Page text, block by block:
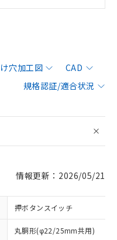
穴加工図
CAD
規格認証/適合状況
情報更新：2026/05/21
押ボタンスイッチ
丸胴形(φ22/25mm共用)